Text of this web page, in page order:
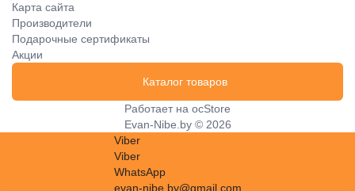
Карта сайта
Производители
Подарочные сертификаты
Акции
Каталог товаров
Работает на ocStore
Evan-Nibe.by © 2026
Viber
Viber
WhatsApp
evan-nibe.by@gmail.com